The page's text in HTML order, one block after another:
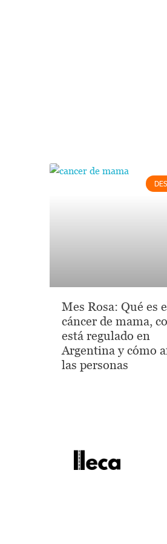
Mes Rosa: Qué es
cáncer de mama,
está regulado en
Argentina y cómo
las personas